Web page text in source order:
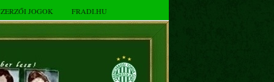
JOGOK FRADI.HU